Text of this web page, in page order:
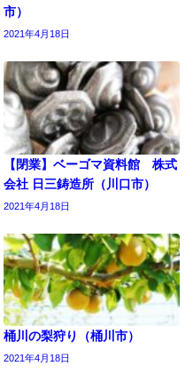
市）
2021年4月18日
【閉業】ベーゴマ資料館 株式
会社 日三鋳造所（川口市）
2021年4月18日
桶川の梨狩り（桶川市）
2021年4月18日